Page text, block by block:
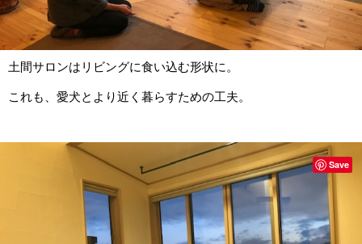
土間サロンはリビングに食い込む形状に。
これも、愛犬とより近く暮らすための工夫。
Save